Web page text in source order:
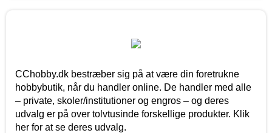
CChobby.dk bestræber sig på at være din foretrukne
hobbybutik, når du handler online. De handler med alle
– private, skoler/institutioner og engros – og deres
udvalg er på over tolvtusinde forskellige produkter. Klik
her for at se deres udvalg.